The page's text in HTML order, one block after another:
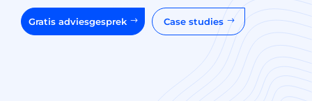
Gratis adviesgesprek Case studies